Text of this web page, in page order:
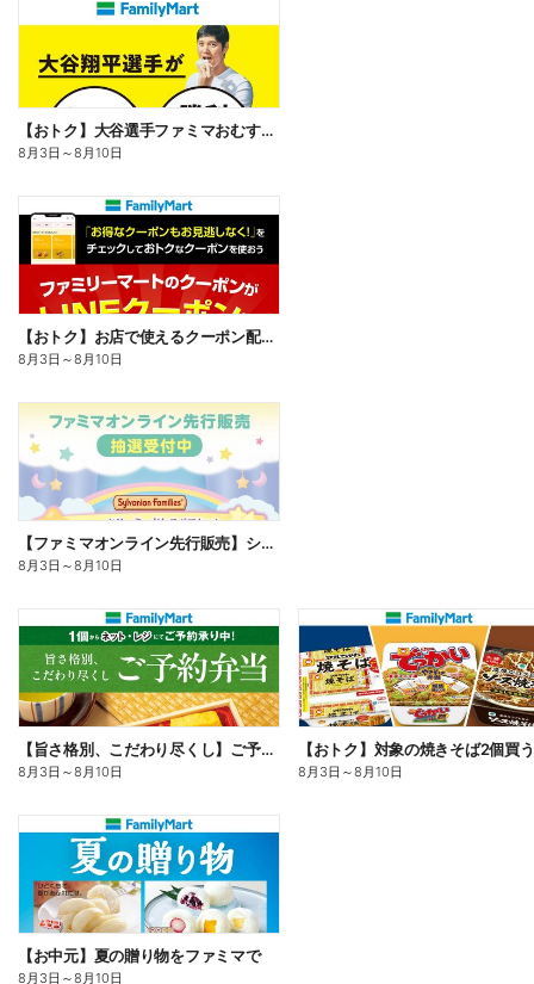
【おトク】大谷選手ファミマおむすび割
8月3日 ～8月10日
【おトク】お店で使えるクーポン配信中
8月3日 ～8月10日
【ファミマオンライン先行販売】シルバニアファミリー
8月3日 ～8月10日
【旨さ格別、こだわり尽くし】ご予約弁当
8月3日 ～8月10日 8月3日 ～8月10日
【お中元】夏の贈り物をファミマで
8月3日 ～8月10日